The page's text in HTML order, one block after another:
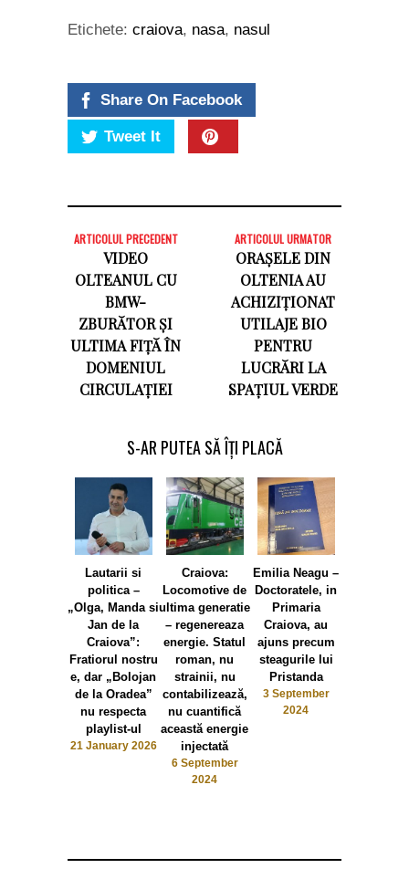
Etichete: craiova, nasa, nasul
Share On Facebook
Tweet It
ARTICOLUL PRECEDENT
VIDEO
OLTEANUL CU
BMW-
ZBURĂTOR ȘI
ULTIMA FIȚĂ ÎN
DOMENIUL
CIRCULAȚIEI
ARTICOLUL URMATOR
ORAȘELE DIN
OLTENIA AU
ACHIZIȚIONAT
UTILAJE BIO
PENTRU
LUCRĂRI LA
SPAȚIUL VERDE
S-AR PUTEA SĂ ÎȚI PLACĂ
Lautarii si
politica –
„Olga, Manda si
Jan de la
Craiova”:
Fratiorul nostru
e, dar „Bolojan
de la Oradea”
nu respecta
playlist-ul
21 January 2026
Craiova:
Locomotive de
ultima generatie
– regenereaza
energie. Statul
roman, nu
strainii, nu
contabilizează,
nu cuantifică
această energie
injectată
6 September
2024
Emilia Neagu –
Doctoratele, in
Primaria
Craiova, au
ajuns precum
steagurile lui
Pristanda
3 September
2024